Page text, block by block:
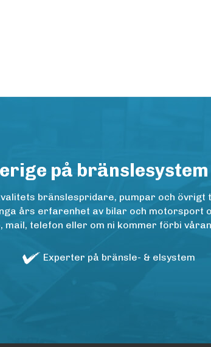
på
bränslespridare, pumpar och
års erfarenhet av bilar och motorsport
mail, telefon eller om ni kommer förbi
Experter på bränsle- & elsystem